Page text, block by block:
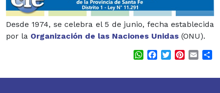
Desde 1974, se celebra el 5 de junio, fecha establecida
por la Organización de las Naciones Unidas (ONU).
WhatsApp
Facebook
TwitterPinterest
Email